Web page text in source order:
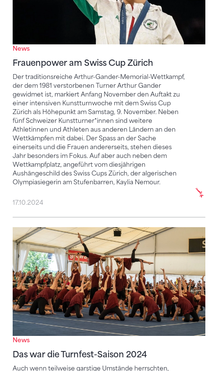
News
Frauenpower am Swiss Cup Zürich
Der traditionsreiche Arthur-Gander-Memorial-Wettkampf,
der dem 1981 verstorbenen Turner Arthur Gander
gewidmet ist, markiert Anfang November den Auftakt zu
einer intensiven Kunstturnwoche mit dem Swiss Cup
Zürich als Höhepunkt am Samstag, 9. November. Neben
fünf Schweizer Kunstturner*innen sind weitere
Athletinnen und Athleten aus anderen Ländern an den
Wettkämpfen mit dabei. Der Spass an der Sache
einerseits und die Frauen andererseits, stehen dieses
Jahr besonders im Fokus. Auf aber auch neben dem
Wettkampfplatz, angeführt vom diesjährigen
Aushängeschild des Swiss Cups Zürich, der algerischen
Olympiasiegerin am Stufenbarren, Kaylia Nemour.
17.10.2024
News
Das war die Turnfest-Saison 2024
Auch wenn teilweise garstige Umstände herrschten,
Das war die Turnfest-Saison 2024